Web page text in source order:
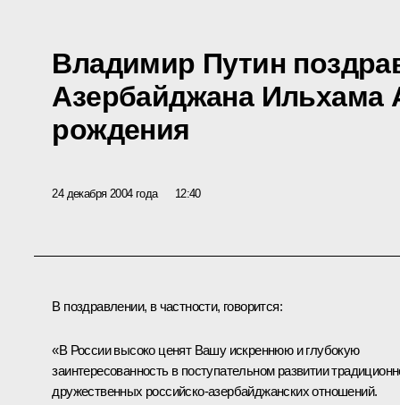
Владимир Путин
Азербайджана Ильхама
рождения
24 декабря 2004 года 12:40
В поздравлении, в частности, говорится:
«В России высоко ценят Вашу искреннюю и глубокую
заинтересованность в поступательном развитии
дружественных российско-азербайджанских отношений.